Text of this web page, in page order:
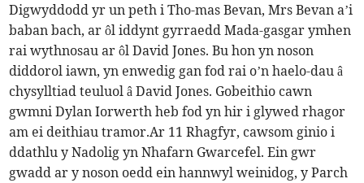
Digwyddodd yr un peth i Tho-mas Bevan, Mrs Bevan a’i
baban bach, ar ôl iddynt gyrraedd Mada-gasgar ymhen
rai wythnosau ar ôl David Jones. Bu hon yn noson
diddorol iawn, yn enwedig gan fod rai o’n haelo-dau â
chysylltiad teuluol â David Jones. Gobeithio cawn
gwmni Dylan Iorwerth heb fod yn hir i glywed rhagor
am ei deithiau tramor.Ar 11 Rhagfyr, cawsom ginio i
ddathlu y Nadolig yn Nhafarn Gwarcefel. Ein gwr
gwadd ar y noson oedd ein hannwyl weinidog, y Parch